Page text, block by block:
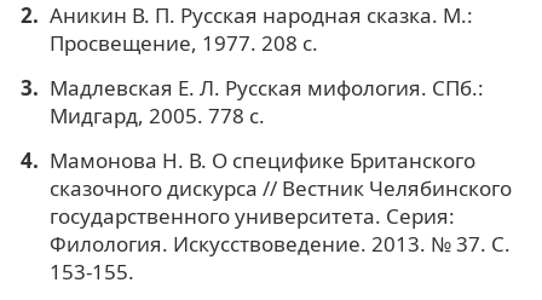
Аникин В. П. Русская народная сказка. М.:
Просвещение, 1977. 208 с.
Мадлевская Е. Л. Русская мифология. СПб.:
Мидгард, 2005. 778 с.
Мамонова Н. В. О специфике Британского
сказочного дискурса // Вестник Челябинского
государственного университета. Серия:
Филология. Искусствоведение. 2013. № 37. С.
153-155.